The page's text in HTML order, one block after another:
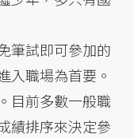
筆試即可參加的
入職場為首要。
目前多數一般職
績排序來決定參